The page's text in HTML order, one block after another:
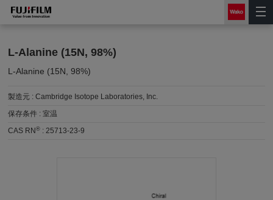
L-Alanine (15N, 98%)
L-Alanine (15N, 98%)
製造元 :Cambridge Isotope Laboratories, Inc.
保存条件 :室温
CAS RN® :25713-23-9